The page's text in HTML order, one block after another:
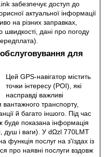
забезпечує доступ до
актуальної інформації
на різних заправках,
дані про погоду
для
Цей GPS-навігатор містить
точки інтересу (POI), які
насправді важливі
вантажного транспорту,
й багато іншого. Під час
буде показана інформація
душ і ваги). У dΩzl 770LMT
функція послуг на з'їздах із
про наявні послуги вздовж